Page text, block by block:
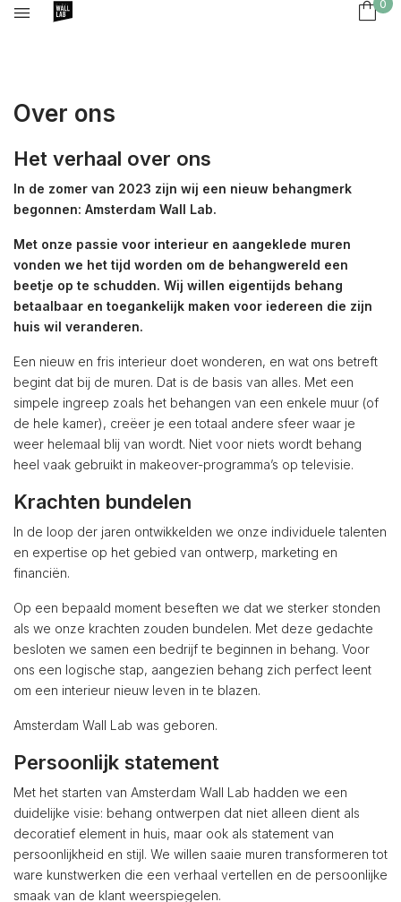
0
Over ons
Het verhaal over ons
In de zomer van 2023 zijn wij een nieuw behangmerk
begonnen: Amsterdam Wall Lab.
Met onze passie voor interieur en aangeklede muren
vonden we het tijd worden om de behangwereld een
beetje op te schudden. Wij willen eigentijds behang
betaalbaar en toegankelijk maken voor iedereen die zijn
huis wil veranderen.
Een nieuw en fris interieur doet wonderen, en wat ons betreft
begint dat bij de muren. Dat is de basis van alles. Met een
simpele ingreep zoals het behangen van een enkele muur (of
de hele kamer), creëer je een totaal andere sfeer waar je
weer helemaal blij van wordt. Niet voor niets wordt behang
heel vaak gebruikt in makeover-programma’s op televisie.
Krachten bundelen
In de loop der jaren ontwikkelden we onze individuele talenten
en expertise op het gebied van ontwerp, marketing en
financiën.
Op een bepaald moment beseften we dat we sterker stonden
als we onze krachten zouden bundelen. Met deze gedachte
besloten we samen een bedrijf te beginnen in behang. Voor
ons een logische stap, aangezien behang zich perfect leent
om een interieur nieuw leven in te blazen.
Amsterdam Wall Lab was geboren.
Persoonlijk statement
Met het starten van Amsterdam Wall Lab hadden we een
duidelijke visie: behang ontwerpen dat niet alleen dient als
decoratief element in huis, maar ook als statement van
persoonlijkheid en stijl. We willen saaie muren transformeren tot
ware kunstwerken die een verhaal vertellen en de persoonlijke
smaak van de klant weerspiegelen.